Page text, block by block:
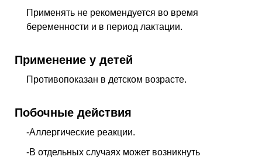
Применять не рекомендуется во время
беременности и в период лактации.
Применение у детей
Противопоказан в детском возрасте.
Побочные действия
-Аллергические реакции.
-В отдельных случаях может возникнуть